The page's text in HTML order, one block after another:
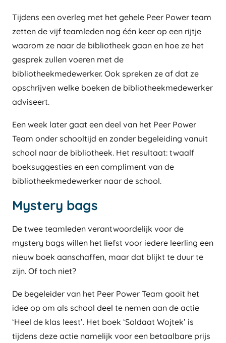
Tijdens een overleg met het gehele Peer Power team
zetten de vijf teamleden nog één keer op een rijtje
waarom ze naar de bibliotheek gaan en hoe ze het
gesprek zullen voeren met de
bibliotheekmedewerker. Ook spreken ze af dat ze
opschrijven welke boeken de bibliotheekmedewerker
adviseert.
Een week later gaat een deel van het Peer Power
Team onder schooltijd en zonder begeleiding vanuit
school naar de bibliotheek. Het resultaat: twaalf
boeksuggesties en een compliment van de
bibliotheekmedewerker naar de school.
Mystery bags
De twee teamleden verantwoordelijk voor de
mystery bags willen het liefst voor iedere leerling een
nieuw boek aanschaffen, maar dat blijkt te duur te
zijn. Of toch niet?
De begeleider van het Peer Power Team gooit het
idee op om als school deel te nemen aan de actie
‘Heel de klas leest’. Het boek ‘Soldaat Wojtek’ is
tijdens deze actie namelijk voor een betaalbare prijs